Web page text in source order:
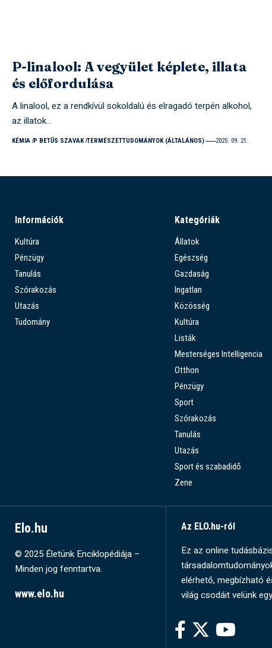
P-linalool: A vegyület képlete, illata
és előfordulása
A linalool, ez a rendkívül sokoldalú és elragadó terpén alkohol,
az illatok…
KÉMIA P BETŰS SZAVAK TERMÉSZETTUDOMÁNYOK (ÁLTALÁNOS) 2025. 09. 21.
Információk
Kultúra
Pénzügy
Tanulás
Szórakozás
Utazás
Tudomány
Kategóriák
Állatok
Egészség
Gazdaság
Ingatlan
Közösség
Kultúra
Listák
Mesterséges Intelligencia
Otthon
Pénzügy
Sport
Szórakozás
Tanulás
Utazás
Sport és szabadidő
Zene
Elo.hu
© 2025 Életünk Enciklopédiája –
Minden jog fenntartva.
www.elo.hu
Az ELO.hu-ról
Ez az online
elérhető, megbízható
világ csodáit velünk